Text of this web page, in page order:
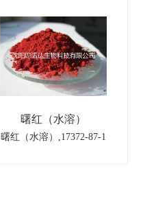
曙红（水溶）
曙红（水溶）,17372-87-1